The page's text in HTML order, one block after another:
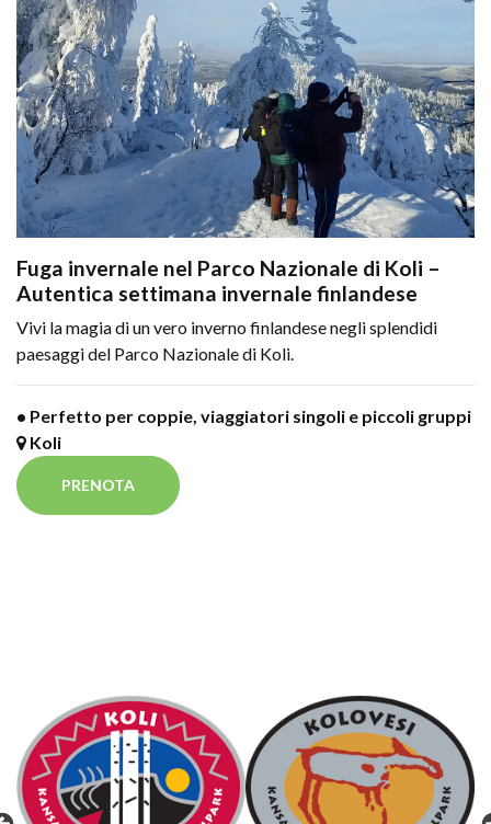
Fuga invernale nel Parco Nazionale di Koli –
Autentica settimana invernale finlandese
Vivi la magia di un vero inverno finlandese negli splendidi
paesaggi del Parco Nazionale di Koli.
• Perfetto per coppie, viaggiatori singoli e piccoli gruppi
Koli
PRENOTA